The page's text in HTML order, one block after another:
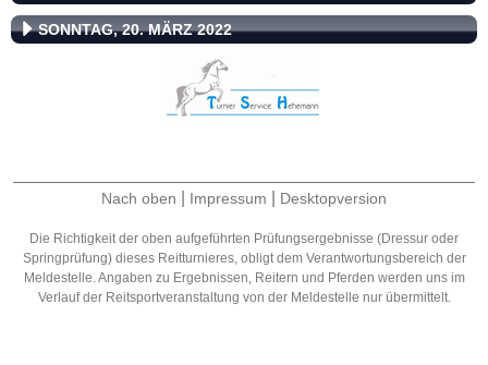
SONNTAG, 20. MÄRZ 2022
Nach oben Impressum Desktopversion
Die Richtigkeit der oben aufgeführten Prüfungsergebnisse (Dressur oder
Springprüfung) dieses Reitturnieres, obligt dem Verantwortungsbereich der
Meldestelle. Angaben zu Ergebnissen, Reitern und Pferden werden uns im
Verlauf der Reitsportveranstaltung von der Meldestelle nur übermittelt.